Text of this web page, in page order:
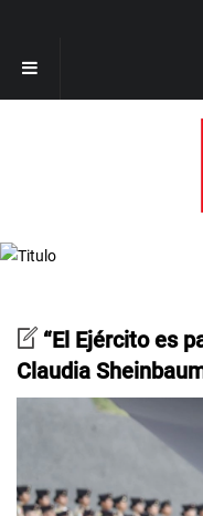
“El Ejército es
Claudia